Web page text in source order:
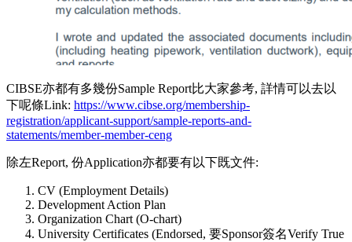
CIBSE亦都有多幾份Sample Report比大家參考, 詳情可以去以
下呢條Link: https://www.cibse.org/membership-
registration/applicant-support/sample-reports-and-
statements/member-member-ceng
除左Report, 份Application亦都要有以下既文件:
CV (Employment Details)
Development Action Plan
Organization Chart (O-chart)
University Certificates (Endorsed, 要Sponsor簽名Verify True